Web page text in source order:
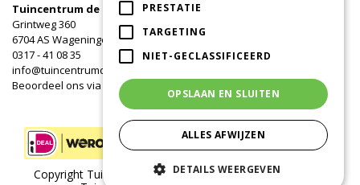
Tuincentrum de Oude Tol
Grintweg 360
6704 AS Wageningen
0317 - 41 08 35
info@tuincentrumdeoudetol.nl
Beoordeel ons via
Google
Copyright Tuincentrum de Oude Tol /Green Solutions
PRESTATIE
TARGETING
NIET-GECLASSIFICEERD
OPSLAAN EN SLUITEN
ALLES AFWIJZEN
DETAILS WEERGEVEN